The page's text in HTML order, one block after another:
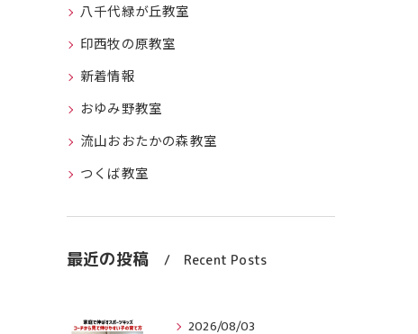
八千代緑が丘教室
印西牧の原教室
新着情報
おゆみ野教室
流山おおたかの森教室
つくば教室
最近の投稿 Recent Posts
2026/08/03